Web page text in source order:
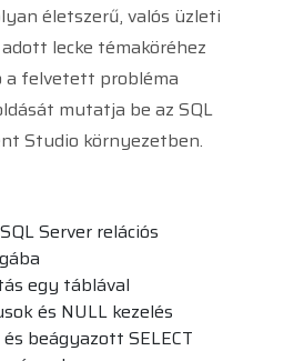
életszerű, valós üzleti
lecke témaköréhez
a felvetett probléma
mutatja be az SQL
Studio környezetben.
Server relációs
egy táblával
és NULL kezelés
beágyazott SELECT